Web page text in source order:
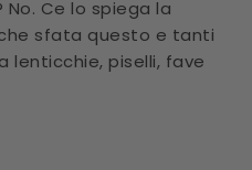
Ce lo spiega la
sfata questo e tanti
lenticchie, piselli, fave